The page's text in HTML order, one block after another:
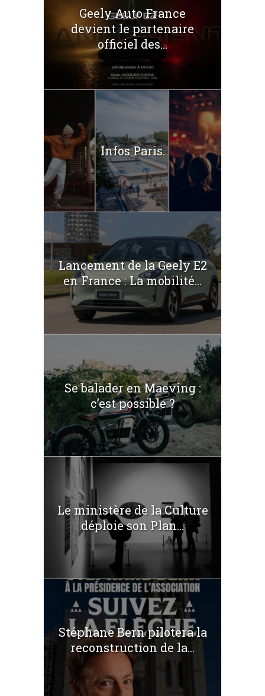
Geely Auto France
devient le partenaire
officiel des...
Infos Paris.
Lancement de la Geely E2
en France : La mobilité...
Se balader en Maeving :
c’est possible ?
Le ministère de la Culture
déploie son Plan...
Stéphane Bern pilotera la
reconstruction de la...